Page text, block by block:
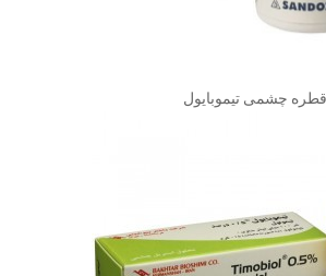
چشمی تیموبایول